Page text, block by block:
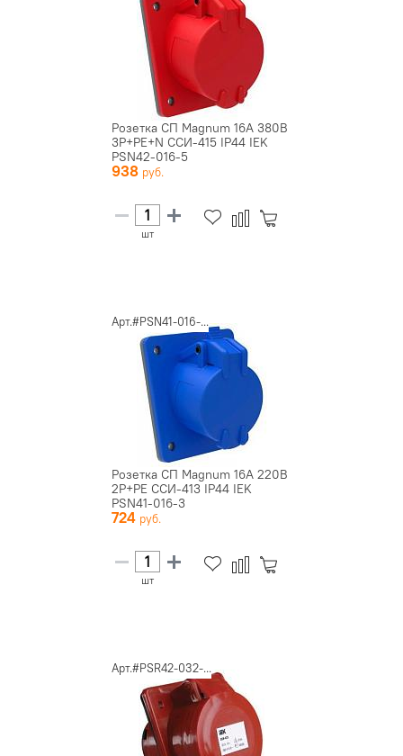
Розетка СП Magnum 16А 380В
3P+PE+N ССИ-415 IP44 IEK
PSN42-016-5
938
шт
Арт.#PSN41-016-...
Розетка СП Magnum 16А 220В
2P+PE ССИ-413 IP44 IEK
PSN41-016-3
724
шт
Арт.#PSR42-032-...